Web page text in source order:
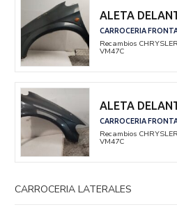
ALETA
CARROCERIA
Recambios CHRYSLER
VM47C
ALETA
CARROCERIA
Recambios CHRYSLER
VM47C
CARROCERIA LATERALES